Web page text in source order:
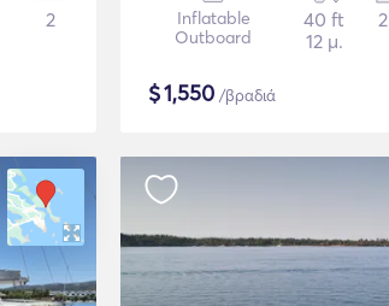
2
Inflatable
Outboard
40 ft
12 μ.
2
$1,550 /βραδιά